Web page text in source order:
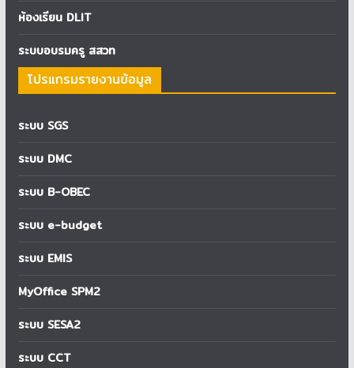
ห้องเรียน DLIT
ระบบอบรมครู สสวท
โปรแกรมรายงานข้อมูล
ระบบ SGS
ระบบ DMC
ระบบ B-OBEC
ระบบ e-budget
ระบบ EMIS
MyOffice SPM2
ระบบ SESA2
ระบบ CCT